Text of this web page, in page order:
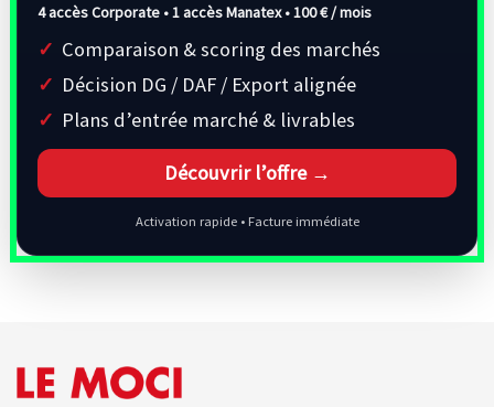
4 accès Corporate • 1 accès Manatex •100 € / mois
Comparaison & scoring des marchés
Décision DG / DAF / Export alignée
Plans d’entrée marché & livrables
Découvrir l’offre →
Activation rapide • Facture immédiate